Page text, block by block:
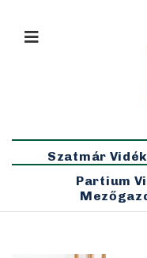
Szatmár
Partium